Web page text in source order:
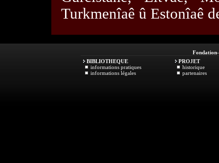
Turkmenîaê û Estonîaê
Fondation
BIBLIOTHEQUE
informations pratiques
informations légales
PROJET
historique
partenaires